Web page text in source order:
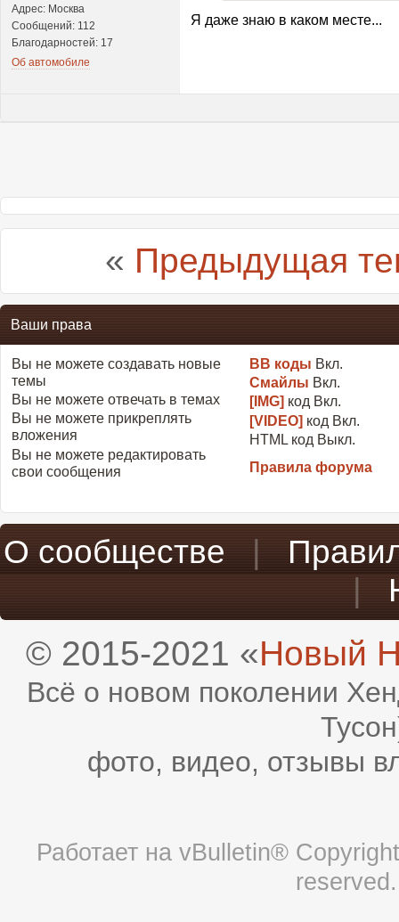
Адрес: Москва
Сообщений: 112
Благодарностей: 17
Об автомобиле
Я даже знаю в каком месте...
« Предыдущая
Ваши права
Вы не можете создавать новые
темы
Вы не можете отвечать в темах
Вы не можете прикреплять
вложения
Вы не можете редактировать
свои сообщения
BB коды Вкл.
Смайлы Вкл.
[IMG] код Вкл.
[VIDEO] код Вкл.
HTML код Выкл.
Правила форума
О сообществе |
|
© 2015-2021 «Новый
Всё о новом поколении
фото, видео, отзывы
Работает на vBulletin®